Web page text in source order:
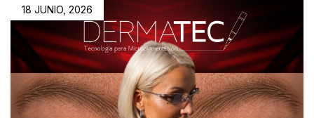
18 JUNIO, 2026
Iniciar sesión
Crear una cuenta